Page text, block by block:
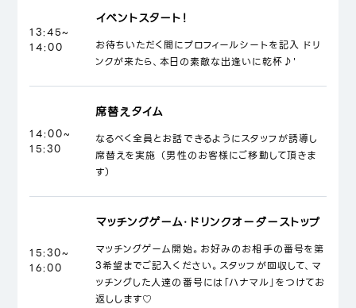
13:45~
14:00
イベントスタート！
お待ちいただく間にプロフィールシートを記入 ドリ
ンクが来たら、本日の素敵な出逢いに乾杯♪'
14:00~
15:30
席替えタイム
なるべく全員とお話できるようにスタッフが誘導し
席替えを実施 （男性のお客様にご移動して頂きま
す）
15:30~
16:00
マッチングゲーム・ドリンクオーダーストップ
マッチングゲーム開始。お好みのお相手の番号を第
3希望までご記入ください。スタッフが回収して、マ
ッチングした人達の番号には「ハナマル」をつけてお
返しします♡